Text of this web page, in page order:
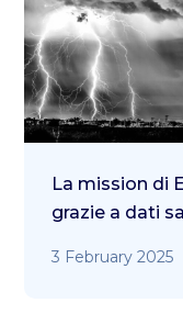
La mission di
grazie a dati
3 February 2025